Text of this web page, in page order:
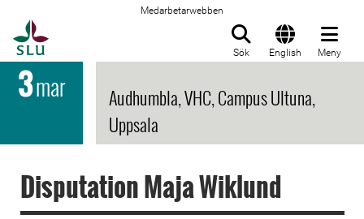
Medarbetarwebben
Sök English Meny
3mar
Audhumbla, VHC, Campus Ultuna,
Uppsala
Disputation Maja Wiklund